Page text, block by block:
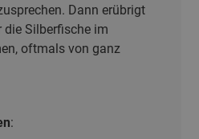
Dann erübrigt
die Silberfische im
oftmals von ganz
: